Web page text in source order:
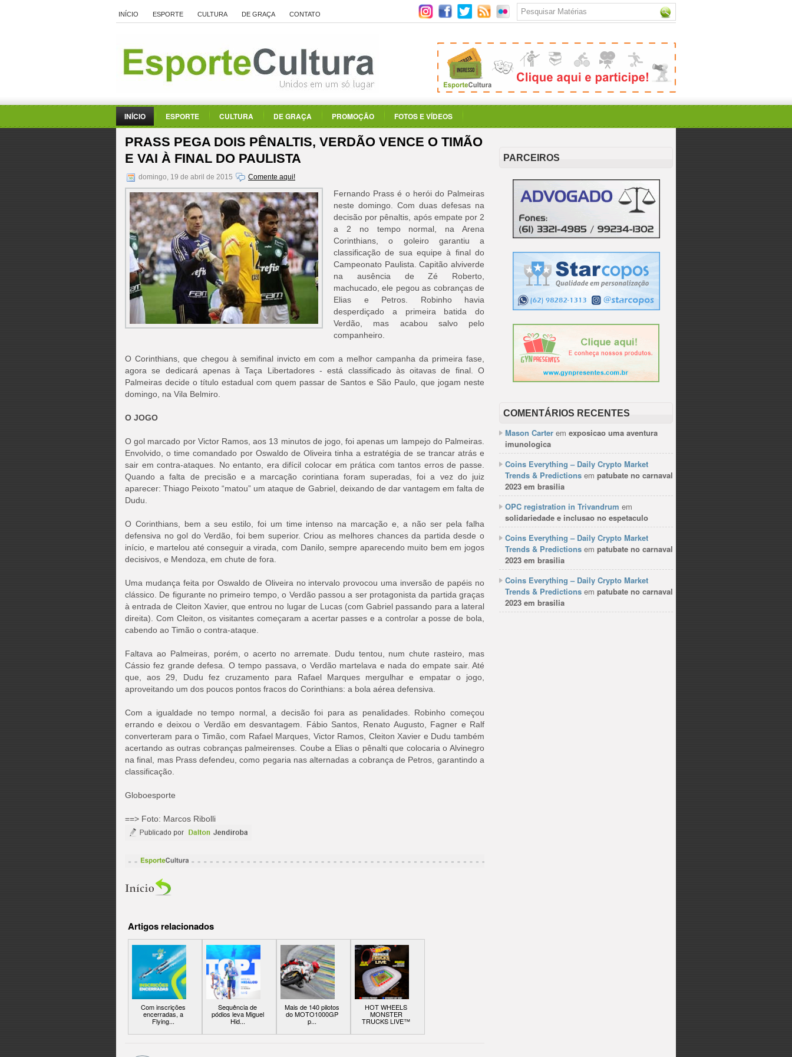
INÍCIO ESPORTE CULTURA DE GRAÇA CONTATO
INÍCIO ESPORTE CULTURA DE GRAÇA PROMOÇÃO FOTOS E VÍDEOS
PRASS PEGA DOIS PÊNALTIS, VERDÃO VENCE O TIMÃO
E VAI À FINAL DO PAULISTA
domingo, 19 de abril de 2015 Comente aqui!
Fernando Prass é o herói do Palmeiras
neste domingo. Com duas defesas na
decisão por pênaltis, após empate por 2
a 2 no tempo normal, na Arena
Corinthians, o goleiro garantiu a
classificação de sua equipe à final do
Campeonato Paulista. Capitão alviverde
na ausência de Zé Roberto,
machucado, ele pegou as cobranças de
Elias e Petros. Robinho havia
desperdiçado a primeira batida do
Verdão, mas acabou salvo pelo
companheiro.
O Corinthians, que chegou à semifinal invicto em com a melhor campanha da primeira fase,
agora se dedicará apenas à Taça Libertadores - está classificado às oitavas de final. O
Palmeiras decide o título estadual com quem passar de Santos e São Paulo, que jogam neste
domingo, na Vila Belmiro.
O JOGO
O gol marcado por Victor Ramos, aos 13 minutos de jogo, foi apenas um lampejo do Palmeiras.
Envolvido, o time comandado por Oswaldo de Oliveira tinha a estratégia de se trancar atrás e
sair em contra-ataques. No entanto, era difícil colocar em prática com tantos erros de passe.
Quando a falta de precisão e a marcação corintiana foram superadas, foi a vez do juiz
aparecer: Thiago Peixoto “matou” um ataque de Gabriel, deixando de dar vantagem em falta de
Dudu.
O Corinthians, bem a seu estilo, foi um time intenso na marcação e, a não ser pela falha
defensiva no gol do Verdão, foi bem superior. Criou as melhores chances da partida desde o
início, e martelou até conseguir a virada, com Danilo, sempre aparecendo muito bem em jogos
decisivos, e Mendoza, em chute de fora.
Uma mudança feita por Oswaldo de Oliveira no intervalo provocou uma inversão de papéis no
clássico. De figurante no primeiro tempo, o Verdão passou a ser protagonista da partida graças
à entrada de Cleiton Xavier, que entrou no lugar de Lucas (com Gabriel passando para a lateral
direita). Com Cleiton, os visitantes começaram a acertar passes e a controlar a posse de bola,
cabendo ao Timão o contra-ataque.
Faltava ao Palmeiras, porém, o acerto no arremate. Dudu tentou, num chute rasteiro, mas
Cássio fez grande defesa. O tempo passava, o Verdão martelava e nada do empate sair. Até
que, aos 29, Dudu fez cruzamento para Rafael Marques mergulhar e empatar o jogo,
aproveitando um dos poucos pontos fracos do Corinthians: a bola aérea defensiva.
Com a igualdade no tempo normal, a decisão foi para as penalidades. Robinho começou
errando e deixou o Verdão em desvantagem. Fábio Santos, Renato Augusto, Fagner e Ralf
converteram para o Timão, com Rafael Marques, Victor Ramos, Cleiton Xavier e Dudu também
acertando as outras cobranças palmeirenses. Coube a Elias o pênalti que colocaria o Alvinegro
na final, mas Prass defendeu, como pegaria nas alternadas a cobrança de Petros, garantindo a
classificação.
Globoesporte
==> Foto: Marcos Ribolli
Artigos relacionados
Com inscrições
encerradas, a
Flying...
Sequência de
pódios leva Miguel
Hid...
Mais de 140 pilotos
do MOTO1000GP
p...
HOT WHEELS
MONSTER
TRUCKS LIVE™
PARCEIROS
COMENTÁRIOS RECENTES
Mason Carter em exposicao uma aventura
imunologica
Coins Everything – Daily Crypto Market
Trends & Predictions em patubate no carnaval
2023 em brasilia
OPC registration in Trivandrum em
solidariedade e inclusao no espetaculo
Coins Everything – Daily Crypto Market
Trends & Predictions em patubate no carnaval
2023 em brasilia
Coins Everything – Daily Crypto Market
Trends & Predictions em patubate no carnaval
2023 em brasilia